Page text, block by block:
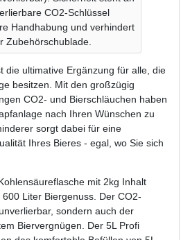
CO2-Schlüssel
Handhabung und verhindert
Zubehörschublade.
die ultimative Ergänzung für alle, die
besitzen. Mit den großzügig
CO2- und Bierschläuchen haben
nach Ihren Wünschen zu
sorgt dabei für eine
Ihres Bieres - egal, wo Sie sich
mit 2kg Inhalt
Liter Biergenuss. Der CO2-
sondern auch der
Biervergnügen. Der 5L Profi